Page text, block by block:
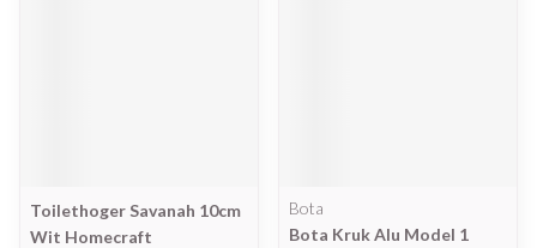
Toilethoger Savanah 10cm
Wit Homecraft
Bota
Bota Kruk Alu Model 1